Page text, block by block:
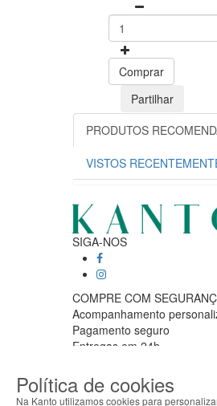
Comprar
Partilhar
PRODUTOS
VISTOS
SIGA-NOS
COMPRE COM
Acompanhamento
Pagamento seguro
Entregas em 24h
Segunda a sexta feira
9:30 › 12:00
Política de cookies
Na Kanto utilizamos cookies para